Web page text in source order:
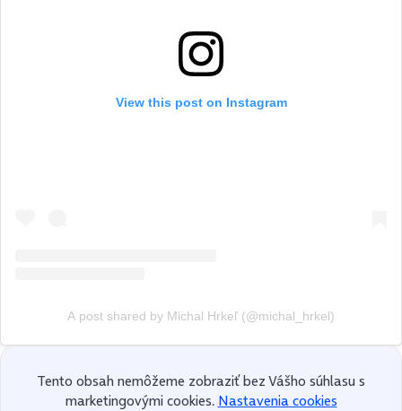
View this post on Instagram
A post shared by Michal Hrkeľ (@michal_hrkel)
Tento obsah nemôžeme zobraziť bez Vášho súhlasu s
marketingovými cookies. Nastavenia cookies